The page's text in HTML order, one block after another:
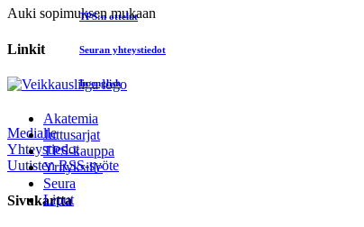
TPS:n ottelut
Seuran yhteystiedot
In english
Akatemia
Juttusarjat
TPS-kauppa
Yrityksille
Seura
Liput
Auki sopimuksen mukaan
Linkit
Medialle
Yhteystiedot
Uutisten RSS-syöte
Sivukartta